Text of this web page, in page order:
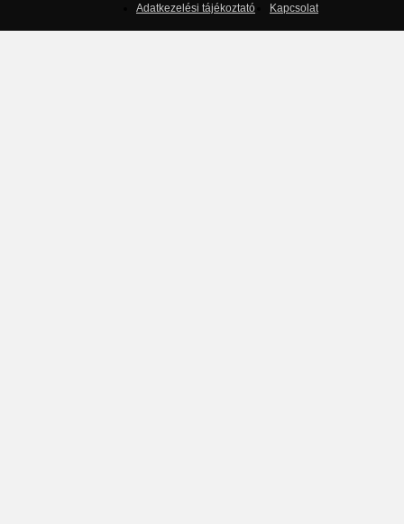
Adatkezelési tájékoztató Kapcsolat